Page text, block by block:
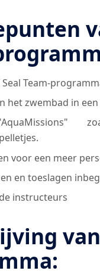
Seal Team-
het zwembad in
voor een meer
en toeslagen
instructeurs